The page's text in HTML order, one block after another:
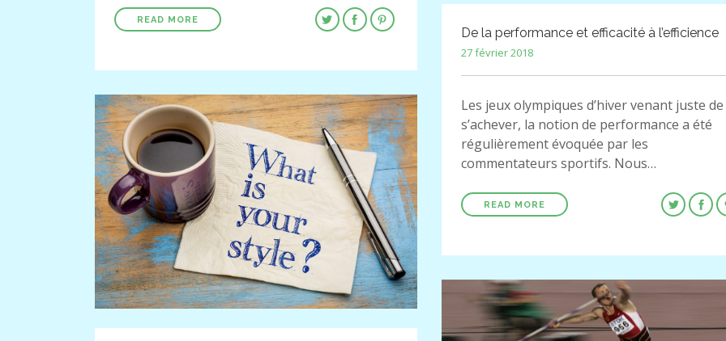
READ MORE
De la performance et efficacité à l’efficience
27 février 2018
Les jeux olympiques d’hiver venant juste de
s’achever, la notion de performance a été
régulièrement évoquée par les
commentateurs sportifs. Nous…
READ MORE